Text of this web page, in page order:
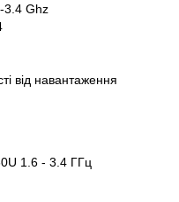
3.4 Ghz
від навантаження
1.6 - 3.4 ГГц